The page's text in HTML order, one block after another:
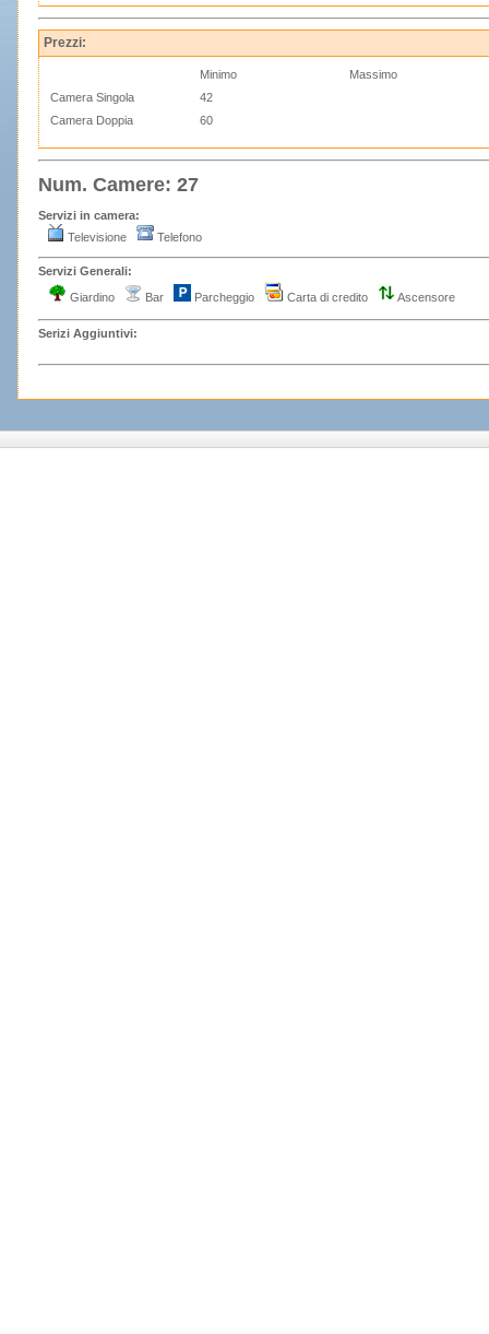
Prezzi:
Minimo
Massimo
Camera Singola
42
Camera Doppia
60
Num. Camere: 27
Servizi in camera:
Televisione
Telefono
Servizi Generali:
Giardino
Bar Parcheggio Carta di credito Ascensore
Serizi Aggiuntivi: